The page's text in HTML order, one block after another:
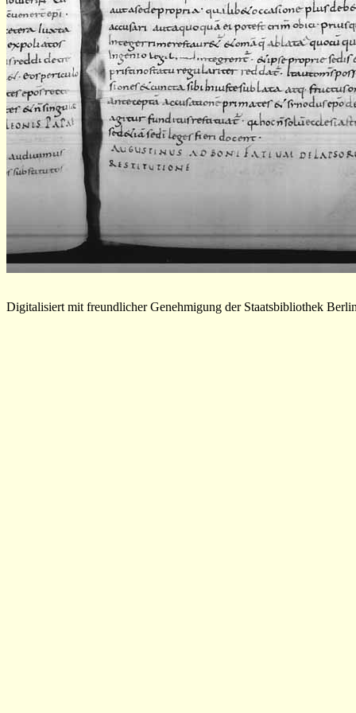
Digitalisiert mit freundlicher Genehmigung der Staatsbibliothek